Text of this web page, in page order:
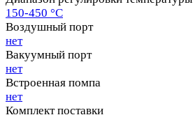
150-450 °C
Воздушный порт
нет
Вакуумный порт
нет
Встроенная помпа
нет
Комплект поставки